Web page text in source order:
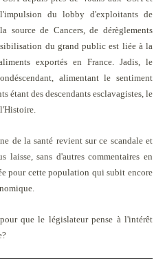
du lobby d'exploitants de
source de Cancers, de dérèglements
du grand public est liée à la
exportés en France. Jadis, le
alimentant le sentiment
étant des descendants esclavagistes, le
de la santé revient sur ce scandale et
laisse, sans d'autres commentaires en
pour cette population qui subit encore
que le législateur pense à l'intérêt